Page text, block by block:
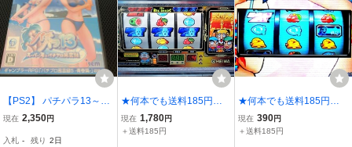
【PS2】 パチパラ13～ス
ーパー海とパチプロ風雲
現在 2,350円
入札 - 残り 2日
★何本でも送料185円★
PS2 パチスロ黄門ち
ゃま
現在 1,780円
＋送料185円
★何本でも送料185円★
PS2 実戦パチスロ必
勝法! 俺の空 d
現在 390円
＋送料185円